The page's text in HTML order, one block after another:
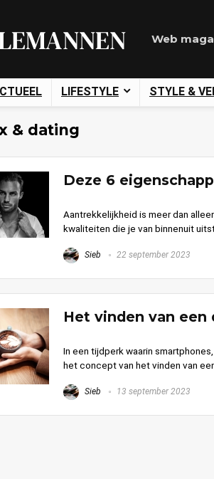
Web
LIFESTYLE STYLE &
& dating
Deze 6
Aantrekkelijkheid is meer dan
kwaliteiten die je van binnenuit
Sieb 22 september 2023
Het vinden van
In een tijdperk waarin
het concept van het vinden van een
Sieb 13 september 2023